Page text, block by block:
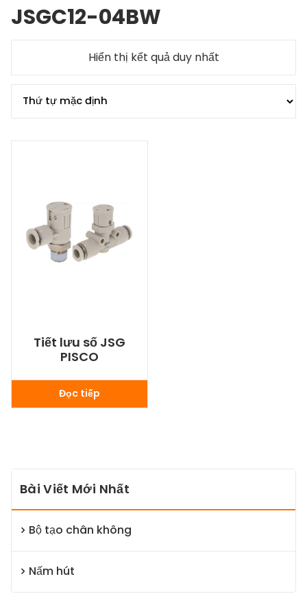
JSGC12-04BW
Hiển thị kết quả duy nhất
Tiết lưu số JSG
PISCO
Đọc tiếp
Bài Viết Mới Nhất
Bộ tạo chân không
Nấm hút